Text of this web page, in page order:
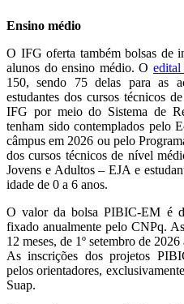
Ensino médio
O IFG oferta também bolsas de
alunos do ensino médio. O
150, sendo 75 delas para as
estudantes dos cursos técnicos
IFG por meio do Sistema de
tenham sido contemplados pelo
câmpus em 2026 ou pelo
dos cursos técnicos de nível
Jovens e Adultos – EJA e
idade de 0 a 6 anos.
O valor da bolsa PIBIC-EM é
fixado anualmente pelo CNPq.
12 meses, de 1º setembro de
As inscrições dos projetos
pelos orientadores,
Suap.